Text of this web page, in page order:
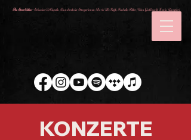
The Sparklettes -Schweizer A Capella Band mit vier Sängerinnen: Doris McVeigh, Isabelle Ritter, Nina Gutknecht, Xenia Zampieri
KONZERTE